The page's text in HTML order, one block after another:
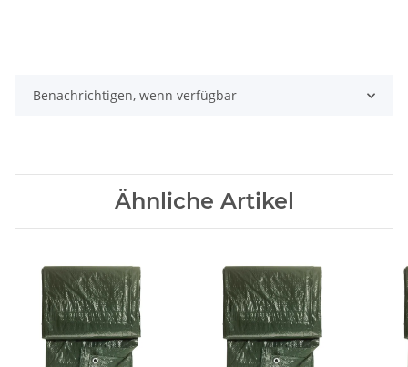
Benachrichtigen, wenn verfügbar
Ähnliche Artikel